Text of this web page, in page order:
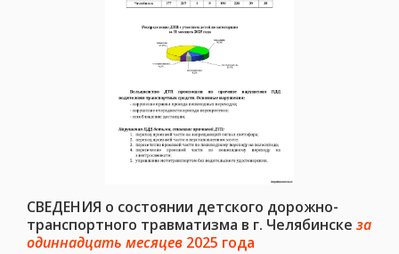
СВЕДЕНИЯ о состоянии детского дорожно-
транспортного травматизма в г. Челябинске за
одиннадцать месяцев 2025 года